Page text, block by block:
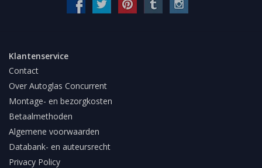
Klantenservice
Contact
Over Autoglas Concurrent
Montage- en bezorgkosten
Betaalmethoden
Algemene voorwaarden
Databank- en auteursrecht
Privacy Policy